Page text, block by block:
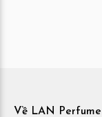
Về LAN Perfume